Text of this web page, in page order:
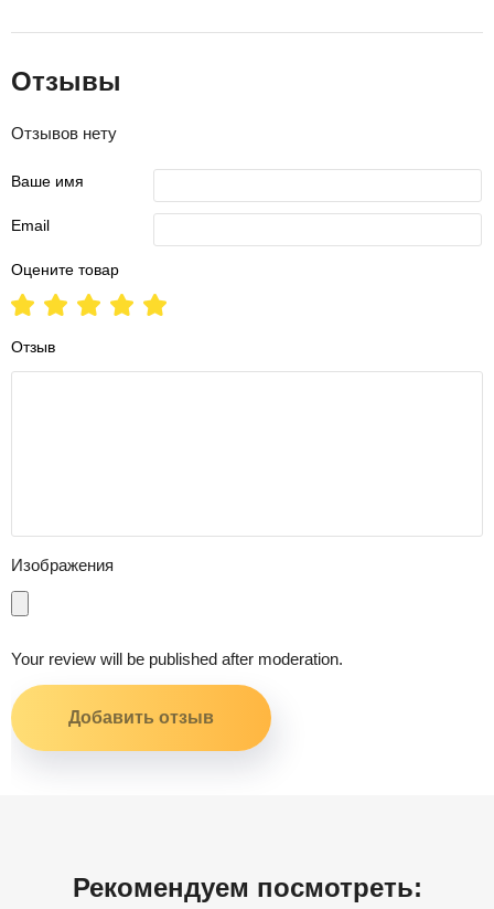
Отзывы
Отзывов нету
Ваше имя
Email
Оцените товар
Отзыв
Изображения
Your review will be published after moderation.
Рекомендуем посмотреть: